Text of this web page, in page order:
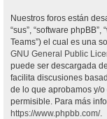
Nuestros foros están
“sus”, “software phpBB”,
Teams”) el cual es una
GNU General Public
puede ser descargada de
facilita discusiones
de lo que aprobamos y/
permisible. Para más
https://www.phpbb.com/.